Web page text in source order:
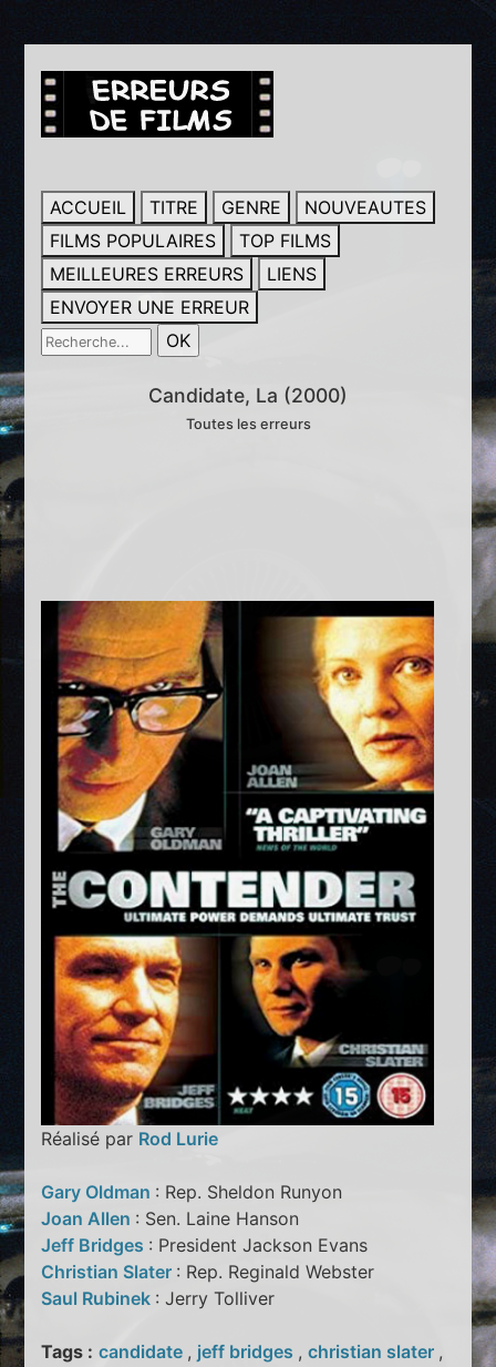
ACCUEIL TITRE GENRE
NOUVEAUTES
FILMS POPULAIRES
TOP FILMS
MEILLEURES ERREURS
LIENS
ENVOYER UNE ERREUR
Candidate, La (2000)
Toutes les erreurs
Réalisé par Rod Lurie
Gary Oldman : Rep. Sheldon Runyon
Joan Allen : Sen. Laine Hanson
Jeff Bridges : President Jackson Evans
Christian Slater : Rep. Reginald Webster
Saul Rubinek : Jerry Tolliver
Tags : candidate , jeff bridges ,christian slater ,